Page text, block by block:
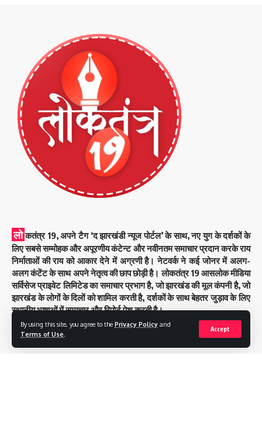
By using this site, you agree to the Privacy Policy and
Terms of Use
Accept
लो कतंत्र 19, अपने टैग ‘द झारखंडी न्यूज पोर्टल’ के साथ, नए युग के दर्शकों के
लिए सबसे सम्मोहक और अपूरणीय कंटेन्ट और नवीनतम समाचार प्रदान करके राय
निर्माताओं की राय को आकार देने में अग्रणी है। नेटवर्क ने कई जोनर में अलग-
अलग कंटेंट के साथ अपने नेतृत्व की छाप छोड़ी है। लोकतंत्र 19 आसलोक मीडिया
सर्विसेज प्राइवेट लिमिटेड का समाचार प्रभाग है, जो झारखंड की मूल कंपनी है, जो
झारखंड के लोगों के दिलों को शामिल करती है, दर्शकों के साथ बेहतर जुड़ाव के लिए
स्थानीय भाषाओं में समाचार और रिपोर्ट पेश करती है।
Important Links